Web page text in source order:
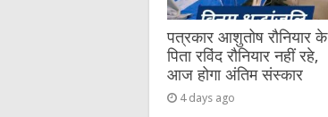
पत्रकार आशुतोष रौनियार के
पिता रविंद रौनियार नहीं रहे,
आज होगा अंतिम संस्कार
4 days ago